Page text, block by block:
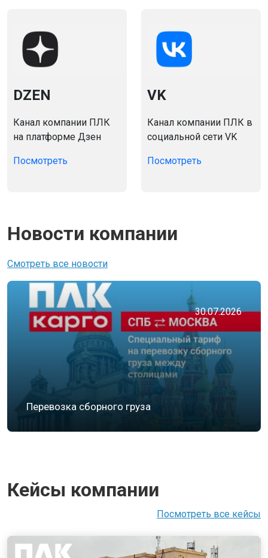
DZEN
Канал компании ПЛК
на платформе Дзен
Посмотреть
VK
Канал компании ПЛК в
социальной сети VK
Посмотреть
Новости компании
Смотреть все новости
30.07.2026
Перевозка сборного груза
Кейсы компании
Посмотреть все кейсы